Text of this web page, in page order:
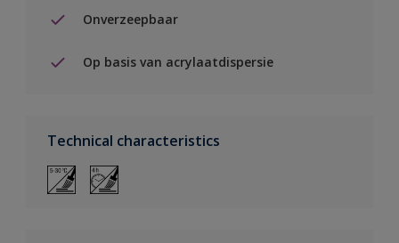
Onverzeepbaar
Op basis van acrylaatdispersie
Technical characteristics